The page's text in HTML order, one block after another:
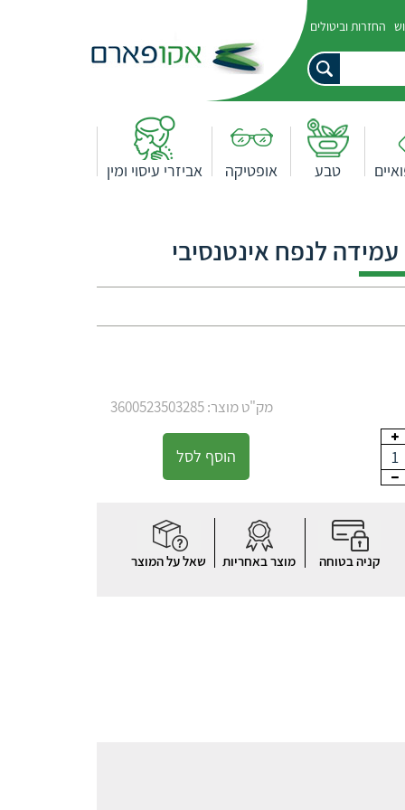
החזרות וביטולים
טבע אופטיקה אביזרי עיסוי ומין
לנפח אינטנסיבי
מק"ט מוצר: 3600523503285
1 הוסף לסל
קניה בטוחה מוצר באחריות שאל על המוצר